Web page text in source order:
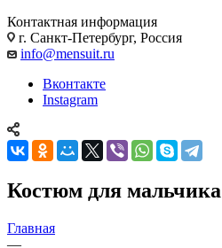
Контактная информация
г. Санкт-Петербург, Россия
info@mensuit.ru
Вконтакте
Instagram
Костюм для
Главная
—